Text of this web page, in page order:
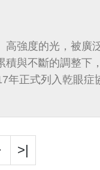
高強度的光，被廣
積與不斷的調整下
年正式列入乾眼症
>|